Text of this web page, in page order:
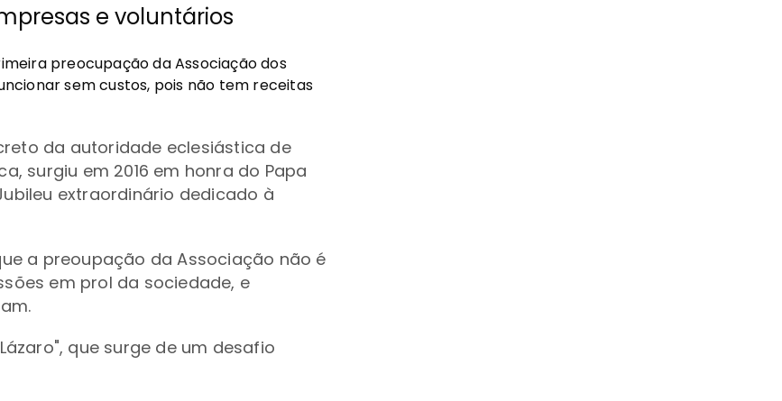
e voluntários
preocupação da Associação dos
sem custos, pois não tem receitas
da autoridade eclesiástica de
surgiu em 2016 em honra do Papa
extraordinário dedicado à
a preoupação da Associação não é
em prol da sociedade, e
que surge de um desafio